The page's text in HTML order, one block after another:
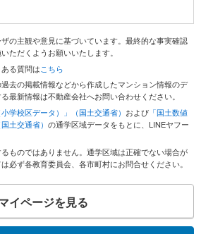
の主観や意見に基づいています。最終的な事実確認
ただくようお願いいたします。
る質問はこちら
去の掲載情報などから作成したマンション情報のデ
最新情報は不動産会社へお問い合わせください。
学校区データ）」（国土交通省） および 「国土数値
土交通省） の通学区域データをもとに、LINEヤフー
ものではありません。通学区域は正確でない場合が
必ず各教育委員会、各市町村にお問合せください。
イページを見る